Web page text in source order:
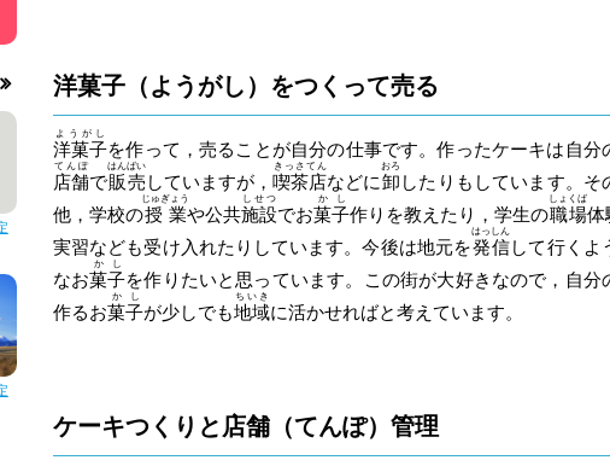
洋菓子（ようがし）をつくって売る
洋菓子
ようがし
を作って，売ることが自分の仕事です。作ったケーキは自分
店舗
てんぽ
で販売
はんばい
していますが， 喫茶店
きっさてん
などに卸
おろ
したりもしています。そ
他，学校の授業
じゅぎょう
や公共施設
しせつ
でお菓子
かし
作りを教えたり，学生の職場
しょくば
体
実習なども受け入れたりしています。今後は地元を発信
はっしん
して行くよ
なお菓子
かし
を作りたいと思っています。この街が大好きなので，自分
作るお菓子
かし
が少しでも地域
ちいき
に活かせればと考えています。
ケーキつくりと店舗（てんぽ）管理